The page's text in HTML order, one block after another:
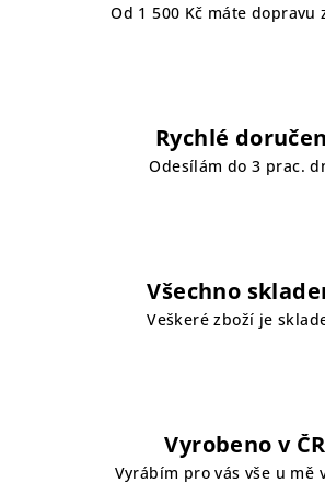
Od 1 500 Kč máte dopravu
Rychlé
Odesílám do 3 prac.
Všechno
Veškeré zboží je
Vyrobeno v ČR
Vyrábím pro vás vše u mě